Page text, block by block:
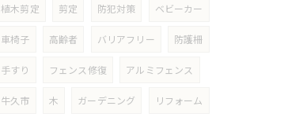
植木剪定 剪定 防犯対策 ベビーカー
車椅子 高齢者 バリアフリー 防護柵
手すり フェンス修復 アルミフェンス
牛久市 木 ガーデニング リフォーム